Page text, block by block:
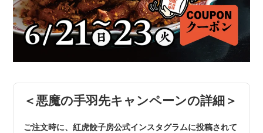
＜悪魔の手羽先キャンペーンの詳細＞
ご注文時に、紅虎餃子房公式インスタグラムに投稿されて